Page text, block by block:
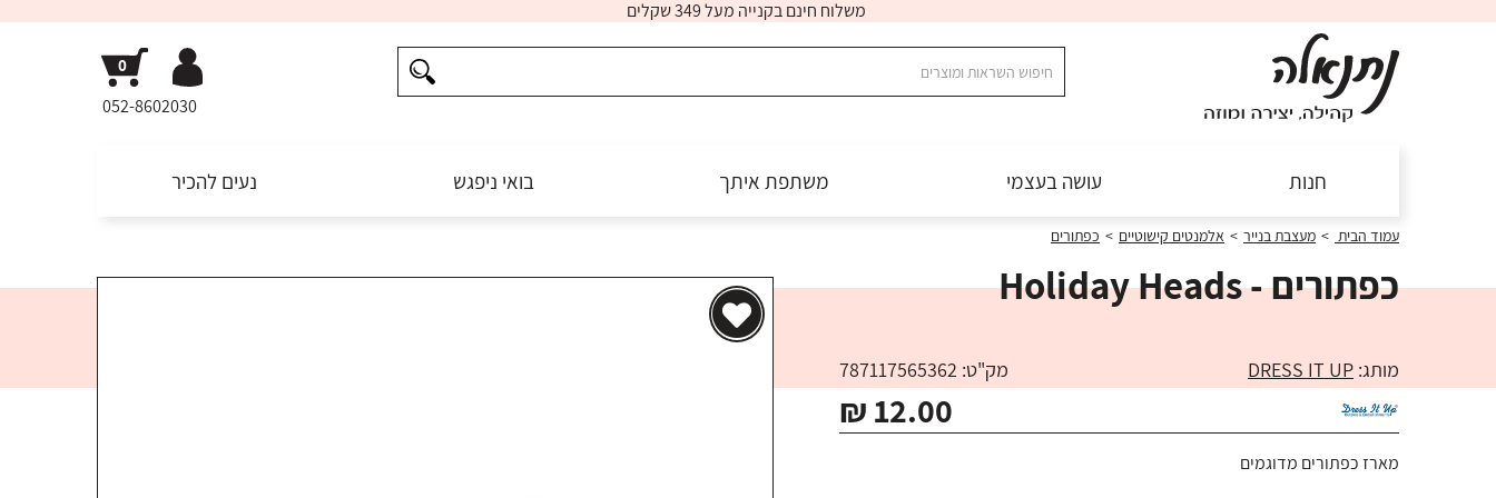
052-8602030
חנות עושה בעצמי משתפת איתך בואי ניפגש נעים להכיר
עמוד הבית > מעצבת בנייר > אלמנטים קישוטיים > כפתורים
כפתורים - Holiday Heads
מותג: DRESS IT UP מק"ט: 787117565362
₪ 12.00
מארז כפתורים מדוגמים